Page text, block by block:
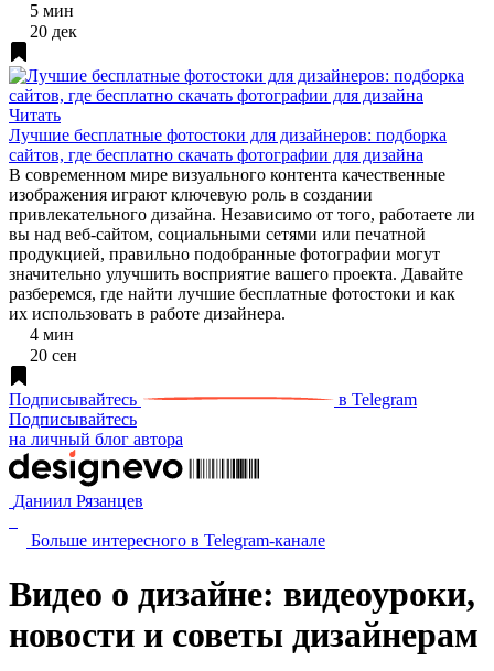
5 мин
20 дек
Читать
Лучшие бесплатные фотостоки для дизайнеров: подборка
сайтов, где бесплатно скачать фотографии для дизайна
В современном мире визуального контента качественные
изображения играют ключевую роль в создании
привлекательного дизайна. Независимо от того, работаете ли
вы над веб-сайтом, социальными сетями или печатной
продукцией, правильно подобранные фотографии могут
значительно улучшить восприятие вашего проекта. Давайте
разберемся, где найти лучшие бесплатные фотостоки и как
их использовать в работе дизайнера.
4 мин
20 сен
Подписывайтесь
в Telegram
Подписывайтесь
на личный блог автора
Даниил Рязанцев
Больше интересного в Telegram‑канале
Видео о дизайне: видеоуроки,
новости и советы дизайнерам